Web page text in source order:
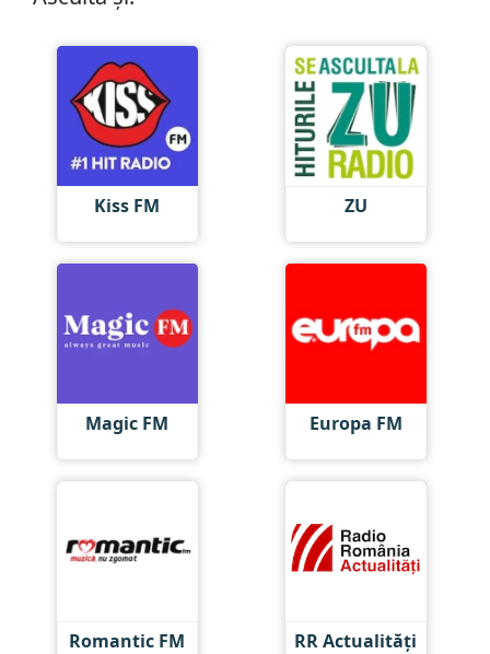
Kiss FM ZU
Magic FM Europa FM
Romantic FM RR Actualități